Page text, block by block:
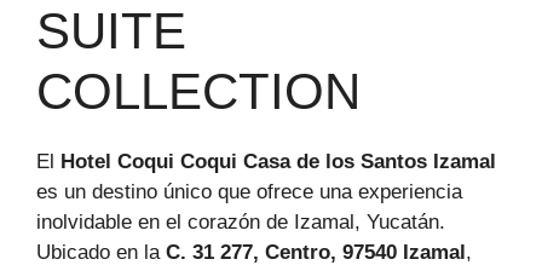
SUITE
COLLECTION
El Hotel Coqui Coqui Casa de los Santos Izamal
es un destino único que ofrece una experiencia
inolvidable en el corazón de Izamal, Yucatán.
Ubicado en la C. 31 277, Centro, 97540 Izamal,